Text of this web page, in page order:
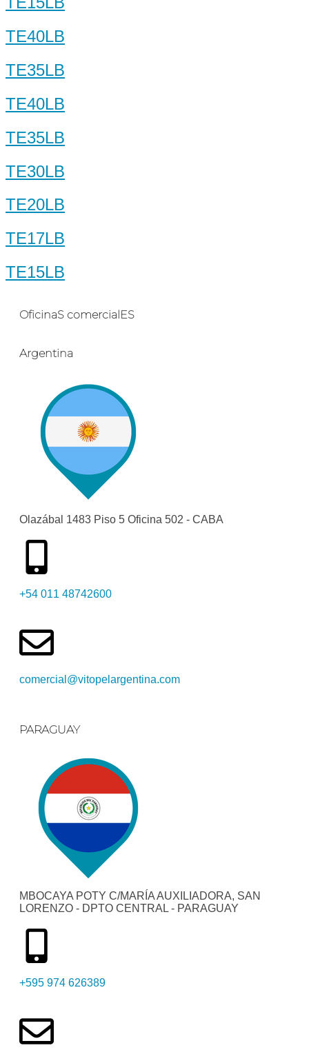
TE40LB
TE35LB
TE40LB
TE35LB
TE30LB
TE20LB
TE17LB
TE15LB
OficinaS comercialES
Argentina
Olazábal 1483 Piso 5 Oficina 502 - CABA
+54 011 48742600​
comercial@vitopelargentina.com​
PARAGUAY
MBOCAYA POTY C/MARÍA AUXILIADORA, SAN
LORENZO - DPTO CENTRAL - PARAGUAY
+595 974 626389